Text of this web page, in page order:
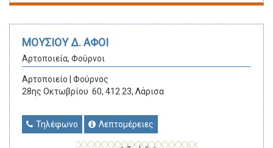
ΜΟΥΣΙΟΥ Δ. ΑΦΟΙ
Αρτοποιεία, Φούρνοι
Αρτοποιείο | Φούρνος
28ης Οκτωβρίου 60, 412 23, Λάρισα
Τηλέφωνο Λεπτομέρειες